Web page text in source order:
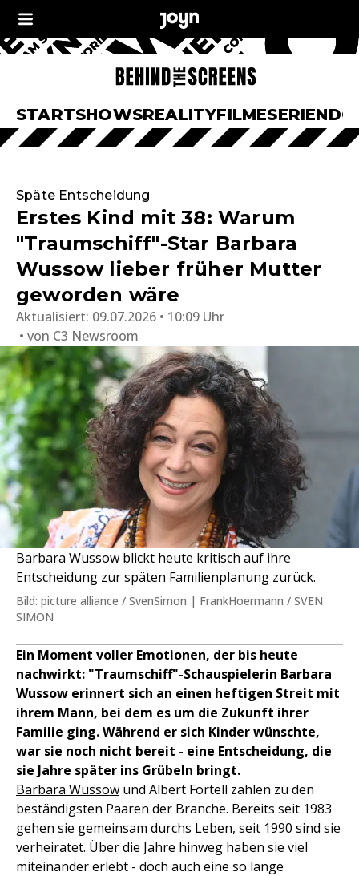
STARTSHOWSREALITYFILMESERIEN
Späte Entscheidung
Erstes Kind mit 38: Warum
"Traumschiff"-Star Barbara
Wussow lieber früher Mutter
geworden wäre
Aktualisiert: 09.07.2026 • 10:09 Uhr
von C3 Newsroom
Barbara Wussow blickt heute kritisch auf ihre
Entscheidung zur späten Familienplanung zurück.
Bild: picture alliance / SvenSimon | FrankHoermann / SVEN
SIMON
Ein Moment voller Emotionen, der bis heute
nachwirkt: "Traumschiff"-Schauspielerin Barbara
Wussow erinnert sich an einen heftigen Streit mit
ihrem Mann, bei dem es um die Zukunft ihrer
Familie ging. Während er sich Kinder wünschte,
war sie noch nicht bereit - eine Entscheidung, die
sie Jahre später ins Grübeln bringt.
Barbara Wussow und Albert Fortell zählen zu den
beständigsten Paaren der Branche. Bereits seit 1983
gehen sie gemeinsam durchs Leben, seit 1990 sind sie
verheiratet. Über die Jahre hinweg haben sie viel
miteinander erlebt - doch auch eine so lange